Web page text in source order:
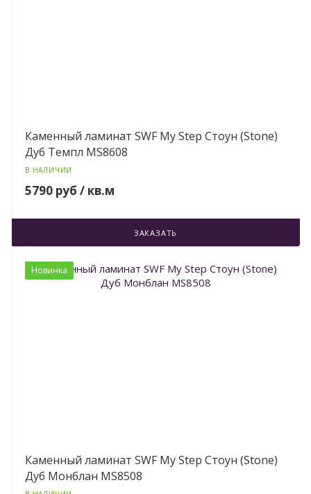
Каменный ламинат SWF My Step Стоун (Stone)
Дуб Темпл MS8608
В НАЛИЧИИ
5790 руб / кв.м
ЗАКАЗАТЬ
Новинка
Каменный ламинат SWF My Step Стоун (Stone)
Дуб Монблан MS8508